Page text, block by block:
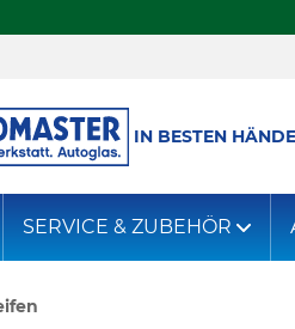
IN BESTEN
SERVICE & ZUBEHÖR